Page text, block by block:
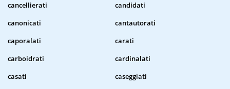
cancellierati
candidati
canonicati
cantautorati
caporalati
carati
carboidrati
cardinalati
casati
caseggiati